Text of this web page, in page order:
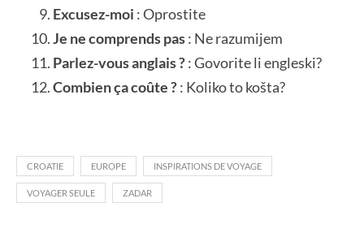
Excusez-moi : Oprostite
Je ne comprends pas: Ne razumijem
Parlez-vous anglais ?: Govorite li engleski?
Combien ça coûte ?: Koliko to košta?
CROATIE EUROPE INSPIRATIONS DE VOYAGE
VOYAGER SEULE ZADAR